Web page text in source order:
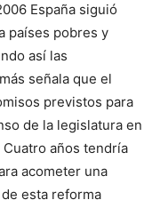
España siguió
países pobres y
así las
señala que el
previstos para
de la legislatura en
años tendría
acometer una
esta reforma